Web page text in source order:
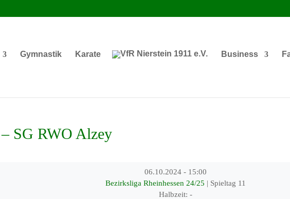
Gymnastik Karate Business
SG RWO Alzey
06.10.2024 - 15:00
Bezirksliga Rheinhessen 24/25 | Spieltag 11
Halbzeit: -